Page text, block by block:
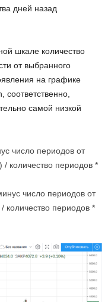
дней назад
шкале количество
от выбранного
на графике
самой низкой
число периодов от
количество периодов *
число периодов от
периодов *